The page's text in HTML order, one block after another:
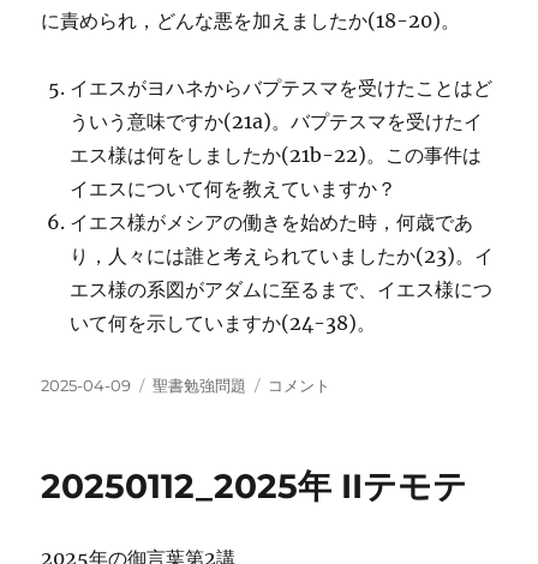
に責められ，どんな悪を加えましたか(18-20)。
イエスがヨハネからバプテスマを受けたことはど
ういう意味ですか(21a)。バプテスマを受けたイ
エス様は何をしましたか(21b-22)。この事件は
イエスについて何を教えていますか？
イエス様がメシアの働きを始めた時，何歳であ
り，人々には誰と考えられていましたか(23)。イ
エス様の系図がアダムに至るまで、イエス様につ
いて何を示していますか(24-38)。
投
2025-04-09
カ
ー
聖書勉強問題
20250119_2025
の
コメント
20250112_2025年 IIテモテ
2025年の御言葉第2講